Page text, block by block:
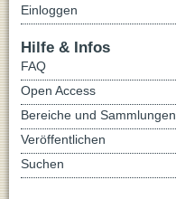
Einloggen
Hilfe & Infos
FAQ
Open Access
Bereiche und Sammlungen
Veröffentlichen
Suchen